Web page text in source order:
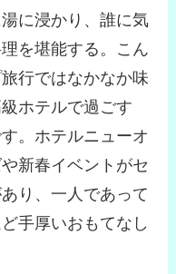
に浸かり、誰に気
を堪能する。こん
行ではなかなか味
ホテルで過ごす
。ホテルニューオ
新春イベントがセ
り、一人であって
手厚いおもてなし